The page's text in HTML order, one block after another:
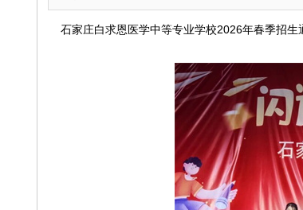
石家庄白求恩医学中等专业学校2026年春季招生